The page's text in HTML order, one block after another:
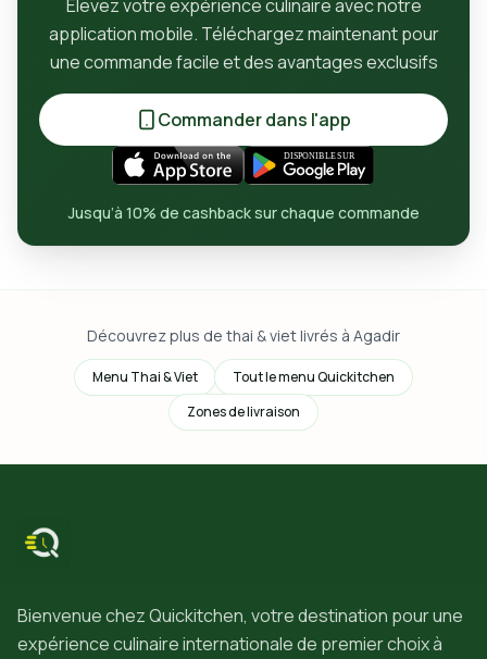
Élevez votre expérience culinaire avec notre
application mobile. Téléchargez maintenant pour
une commande facile et des avantages exclusifs
Commander dans l'app
Jusqu’à 10% de cashback sur chaque commande
Découvrez plus de thai & viet livrés à Agadir
Menu Thai & Viet
Tout le menu Quickitchen
Zones de livraison
Bienvenue chez Quickitchen, votre destination pour une
expérience culinaire internationale de premier choix à